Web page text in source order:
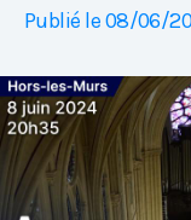
Publié le 08/06/